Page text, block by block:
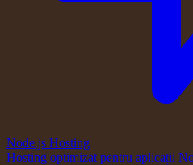
Node.js Hosting
Hosting optimizat pentru aplicații